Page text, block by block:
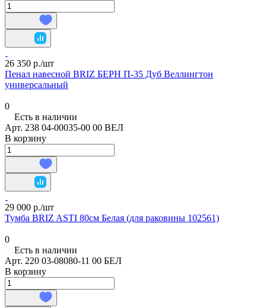
26 350 р./шт
Пенал навесной BRIZ БЕРН П-35 Дуб Веллингтон
универсальный
0
Есть в наличии
Арт. 238 04-00035-00 00 ВЕЛ
В корзину
29 000 р./шт
Тумба BRIZ ASTI 80см Белая (для раковины 102561)
0
Есть в наличии
Арт. 220 03-08080-11 00 БЕЛ
В корзину